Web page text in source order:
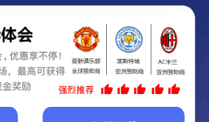
Guys!
上线啦...